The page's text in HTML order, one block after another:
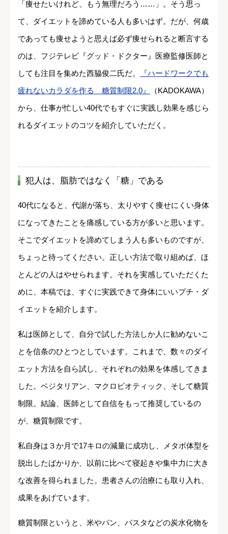
「痩せたいけれど、もう無理だろう……」。そう思っ
て、ダイエットを諦めている人も多いはず。だが、何歳
であっても痩せようと思えば必ず痩せられると断言する
のは、フジテレビ『グッド・ドクター』医療監修医師と
しても注目を集めた西脇俊二氏だ。
『ハードワークでも
疲れないカラダを作る 糖質制限2.0』
（KADOKAWA）
から、仕事が忙しい40代でもすぐに実践し効果を感じら
れるダイエットのコツを紹介していただく。
犯人は、脂肪ではなく「糖」である
40代になると、代謝が落ち、太りやすく痩せにくい身体
になってきたことを痛感している方が多いと思います。
そこでダイエットを諦めてしまう人も多いものですが、
ちょっと待ってください。正しい方法で取り組めば、ほ
とんどの人はやせられます。それを実感していただくた
めに、本稿では、すぐに実践できて身体にいいプチ・ダ
イエットを紹介します。
私は医師として、自分で試した方法しか人に勧めないこ
とを信条のひとつとしています。これまで、数々のダイ
エット方法を自ら試し、それぞれの効果を体感してきま
した。ベジタリアン、マクロビオティック、そして糖質
制限。結論、医師として自信をもって推奨しているの
が、糖質制限です。
私自身は３か月で17キロの減量に成功し、メタボ体型を
脱出したばかりか、以前に比べて寝起きや集中力に大き
な改善を得られました。患者さんの治療にも取り入れ、
成果をあげています。
糖質制限というと、米やパン、パスタなどの炭水化物を